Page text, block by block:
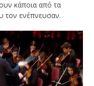
κάποια από τα
τον ενέπνευσαν.